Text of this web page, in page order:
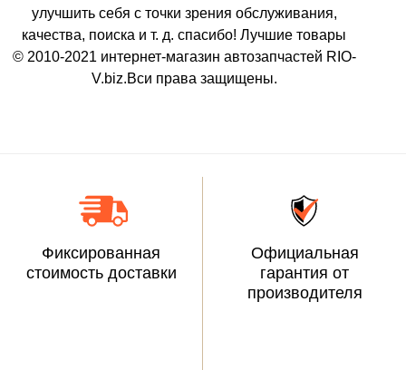
улучшить себя с точки зрения обслуживания,
качества, поиска и т. д. спасибо! Лучшие товары
© 2010-2021 интернет-магазин автозапчастей RIO-
V.biz.Вси права защищены.
Фиксированная
стоимость доставки
Официальная
гарантия от
производителя